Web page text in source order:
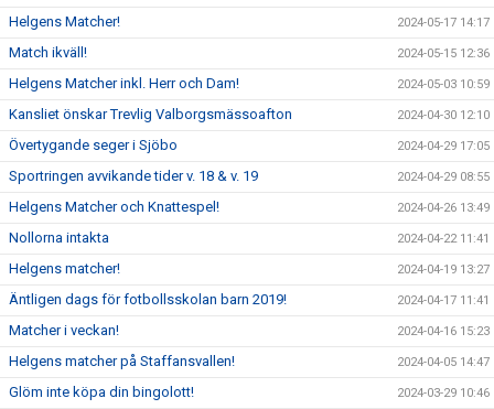
Helgens Matcher! 2024-05-17 14:17
Match ikväll! 2024-05-15 12:36
Helgens Matcher inkl. Herr och Dam! 2024-05-03 10:59
Kansliet önskar Trevlig Valborgsmässoafton 2024-04-30 12:10
Övertygande seger i Sjöbo 2024-04-29 17:05
Sportringen avvikande tider v. 18 & v. 19 2024-04-29 08:55
Helgens Matcher och Knattespel! 2024-04-26 13:49
Nollorna intakta 2024-04-22 11:41
Helgens matcher! 2024-04-19 13:27
Äntligen dags för fotbollsskolan barn 2019! 2024-04-17 11:41
Matcher i veckan! 2024-04-16 15:23
Helgens matcher på Staffansvallen! 2024-04-05 14:47
Glöm inte köpa din bingolott! 2024-03-29 10:46